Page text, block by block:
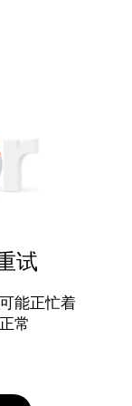
试
能正忙着
常